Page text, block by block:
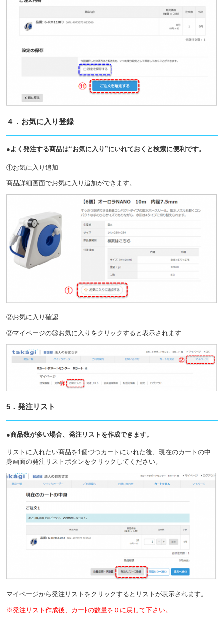
４．お気に入り登録
●よく発注する商品は“お気に入り”にいれておくと検索に便利です。
①お気に入り追加
商品詳細画面でお気に入り追加ができます。
②お気に入り確認
②マイページの③お気に入りをクリックすると表示されます
5．発注リスト
●商品数が多い場合、発注リストを作成できます。
リストに入れたい商品を1個づつカートにいれた後、現在のカートの中
身画面の発注リストボタンをクリックしてください。
マイページから発注リストをクリックするとリストが表示されます。
※発注リスト作成後、カーﾄの数量を０に戻して下さい。